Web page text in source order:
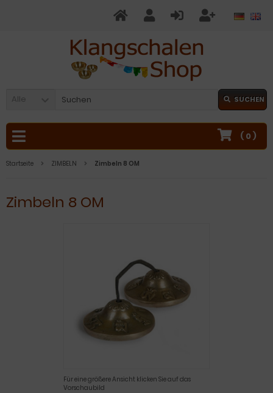
Alle SUCHEN
( 0 )
Startseite ZIMBELN Zimbeln 8 OM
Zimbeln 8 OM
Für eine größere Ansicht klicken Sie auf das
Vorschaubild